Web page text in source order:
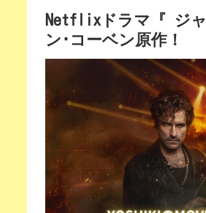
Netflixドラマ『 ジャ
ン･コーベン原作！